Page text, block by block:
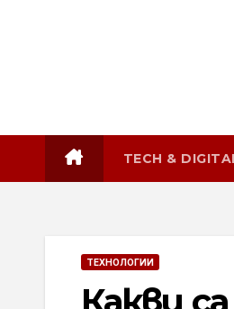
TECH &
ТЕХНОЛОГИИ